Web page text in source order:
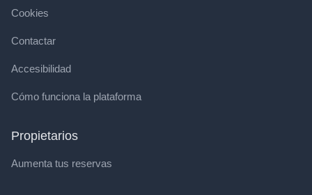
Cookies
Contactar
Accesibilidad
Cómo funciona la plataforma
Propietarios
Aumenta tus reservas